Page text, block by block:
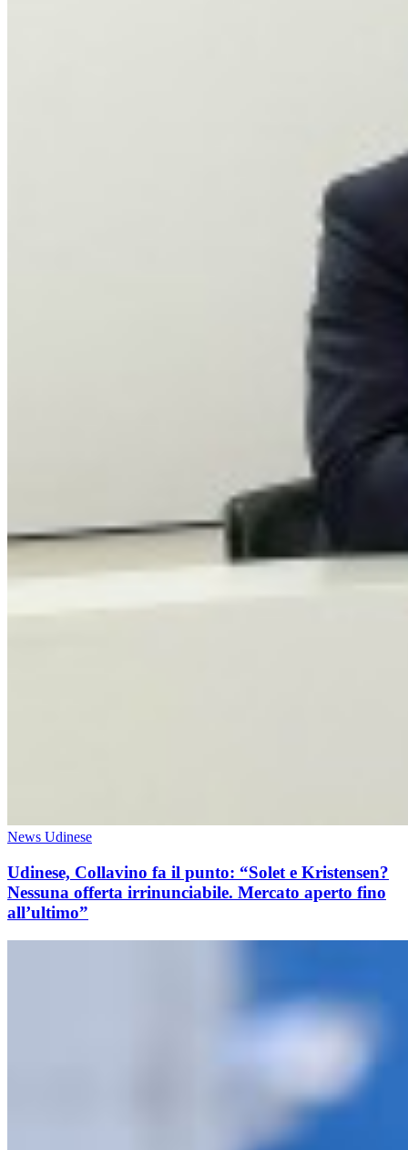
News Udinese
Udinese, Collavino fa il punto: “Solet e Kristensen?
Nessuna offerta irrinunciabile. Mercato aperto fino
all’ultimo”